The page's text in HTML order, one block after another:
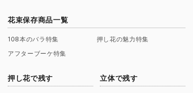
花束保存商品一覧
108本のバラ特集
押し花の魅力特集
アフターブーケ特集
押し花で残す 立体で残す